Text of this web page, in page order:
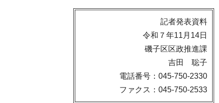
記者発表資料
令和７年11月14日
磯子区区政推進課
吉田 聡子
電話番号：045-750-2330
ファクス：045-750-2533